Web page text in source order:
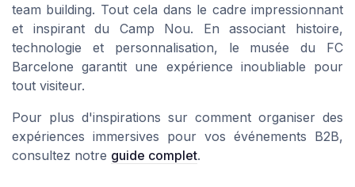
team building. Tout cela dans le cadre impressionnant
et inspirant du Camp Nou. En associant histoire,
technologie et personnalisation, le musée du FC
Barcelone garantit une expérience inoubliable pour
tout visiteur.
Pour plus d'inspirations sur comment organiser des
expériences immersives pour vos événements B2B,
consultez notre guide complet.